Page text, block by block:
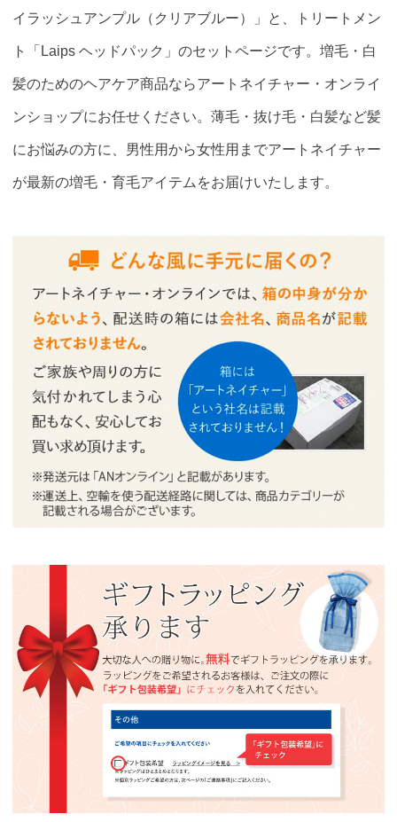
イラッシュアンプル（クリアブルー）」と、トリートメン
ト「Laips ヘッドパック」のセットページです。増毛・白
髪のためのヘアケア商品ならアートネイチャー・オンライ
ンショップにお任せください。薄毛・抜け毛・白髪など髪
にお悩みの方に、男性用から女性用までアートネイチャー
が最新の増毛・育毛アイテムをお届けいたします。